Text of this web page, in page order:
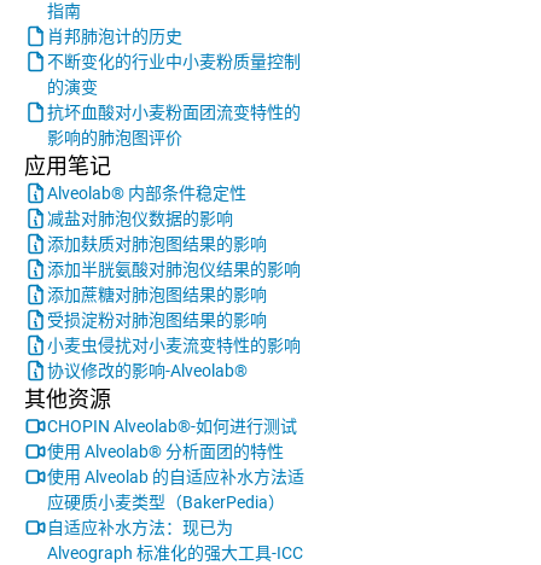
指南
肖邦肺泡计的历史
不断变化的行业中小麦粉质量控制
的演变
抗坏血酸对小麦粉面团流变特性的
影响的肺泡图评价
应用笔记
Alveolab® 内部条件稳定性
减盐对肺泡仪数据的影响
添加麸质对肺泡图结果的影响
添加半胱氨酸对肺泡仪结果的影响
添加蔗糖对肺泡图结果的影响
受损淀粉对肺泡图结果的影响
小麦虫侵扰对小麦流变特性的影响
协议修改的影响-Alveolab®
其他资源
CHOPIN Alveolab®-如何进行测试
使用 Alveolab® 分析面团的特性
使用 Alveolab 的自适应补水方法适
应硬质小麦类型（BakerPedia）
自适应补水方法：现已为
Alveograph 标准化的强大工具-ICC